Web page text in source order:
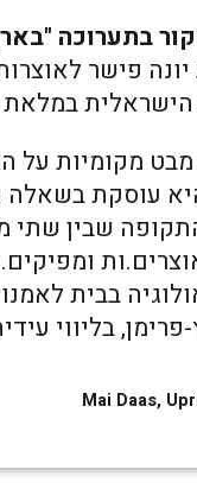
בתערוכה
פישר
100 שנה לתנועה
מקומיות על
עוסקת בשאלה
שבין
בבית
בליווי